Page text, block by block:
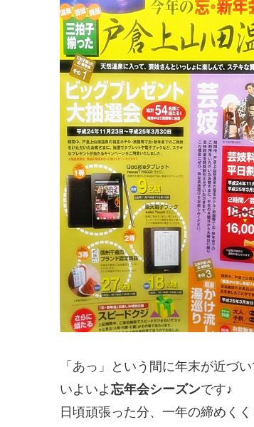
「あっ」という間に年末が近づ
いよいよ 忘年会シーズンです♪
日頃頑張った分、一年の締めく